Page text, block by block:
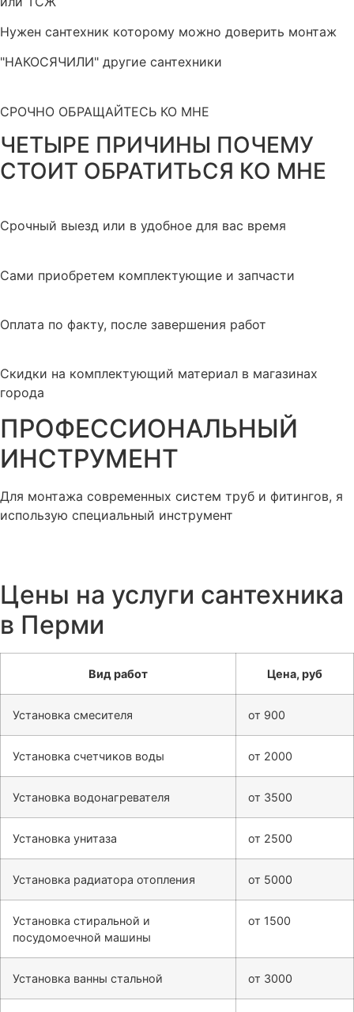
Нужен сантехник которому можно доверить монтаж
"НАКОСЯЧИЛИ" другие сантехники
СРОЧНО ОБРАЩАЙТЕСЬ КО МНЕ
ЧЕТЫРЕ ПРИЧИНЫ ПОЧЕМУ
СТОИТ ОБРАТИТЬСЯ КО МНЕ
Срочный выезд или в удобное для вас время
Сами приобретем комплектующие и запчасти
Оплата по факту, после завершения работ
Скидки на комплектующий материал в магазинах
города
ПРОФЕССИОНАЛЬНЫЙ
ИНСТРУМЕНТ
Для монтажа современных систем труб и фитингов, я
использую специальный инструмент
Цены на услуги сантехника
в Перми
Вид работ Цена, руб
Установка смесителя от 900
Установка счетчиков воды от 2000
Установка водонагревателя от 3500
Установка унитаза от 2500
Установка радиатора отопления от 5000
Установка стиральной и
посудомоечной машины
от 1500
Установка ванны стальной от 3000